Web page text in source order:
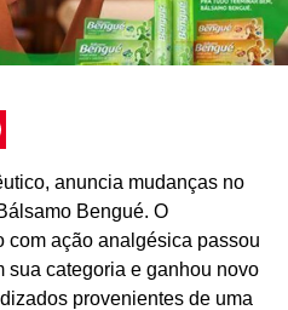
anuncia mudanças no
Bengué. O
com ação analgésica passou
sua categoria e ganhou novo
provenientes de uma